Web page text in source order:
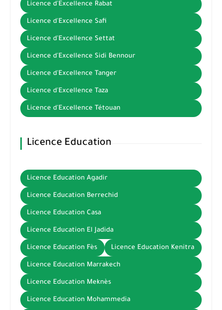
Licence d'Excellence Rabat
Licence d'Excellence Safi
Licence d'Excellence Settat
Licence d'Excellence Sidi Bennour
Licence d'Excellence Tanger
Licence d'Excellence Taza
Licence d'Excellence Tétouan
Licence Education
Licence Education Agadir
Licence Education Berrechid
Licence Education Casa
Licence Education El Jadida
Licence Education Fès Licence Education Kenitra
Licence Education Marrakech
Licence Education Meknès
Licence Education Mohammedia